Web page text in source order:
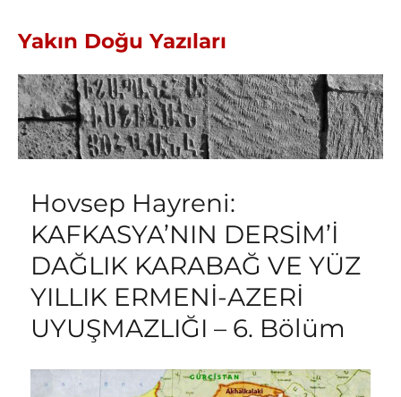
Yakın Doğu Yazıları
Hovsep Hayreni:
KAFKASYA’NIN DERSİM’İ
DAĞLIK KARABAĞ VE YÜZ
YILLIK ERMENİ-AZERİ
UYUŞMAZLIĞI – 6. Bölüm